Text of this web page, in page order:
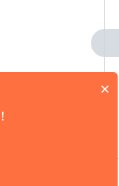
技限公司
×